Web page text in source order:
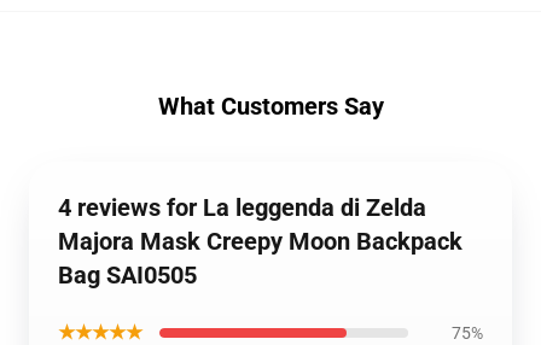
What Customers Say
4 reviews for La leggenda di Zelda
Majora Mask Creepy Moon Backpack
Bag SAI0505
★★★★★ 75%